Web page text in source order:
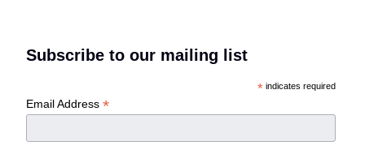
Subscribe to our mailing list
* indicates required
Email Address*